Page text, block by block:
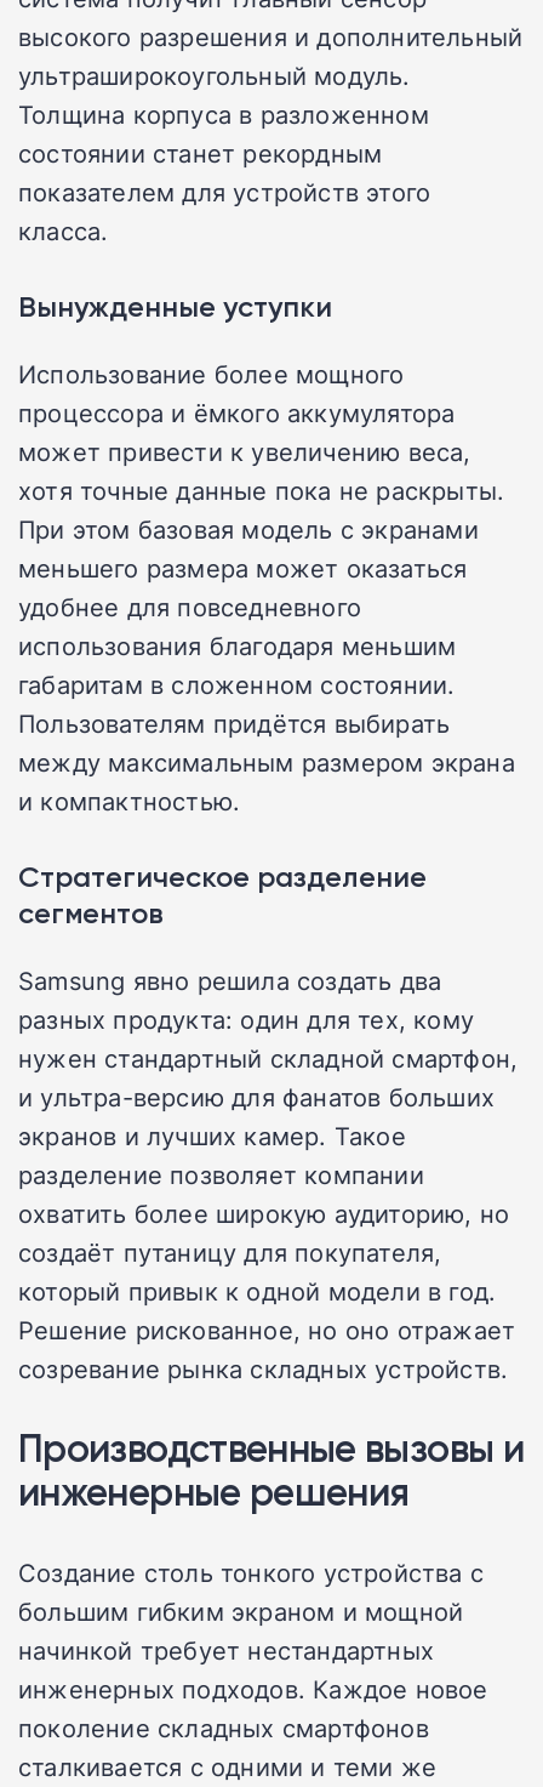
высокого разрешения и дополнительный
ультраширокоугольный модуль.
Толщина корпуса в разложенном
состоянии станет рекордным
показателем для устройств этого
класса.
Вынужденные уступки
Использование более мощного
процессора и ёмкого аккумулятора
может привести к увеличению веса,
хотя точные данные пока не раскрыты.
При этом базовая модель с экранами
меньшего размера может оказаться
удобнее для повседневного
использования благодаря меньшим
габаритам в сложенном состоянии.
Пользователям придётся выбирать
между максимальным размером экрана
и компактностью.
Стратегическое разделение
сегментов
Samsung явно решила создать два
разных продукта: один для тех, кому
нужен стандартный складной смартфон,
и ультра-версию для фанатов больших
экранов и лучших камер. Такое
разделение позволяет компании
охватить более широкую аудиторию, но
создаёт путаницу для покупателя,
который привык к одной модели в год.
Решение рискованное, но оно отражает
созревание рынка складных устройств.
Производственные вызовы и
инженерные решения
Создание столь тонкого устройства с
большим гибким экраном и мощной
начинкой требует нестандартных
инженерных подходов. Каждое новое
поколение складных смартфонов
сталкивается с одними и теми же